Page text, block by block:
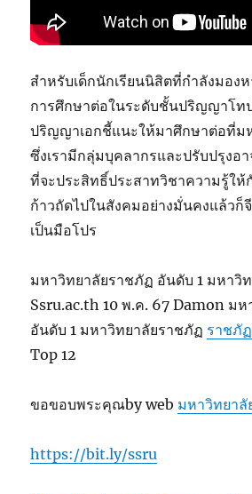
สำหรับเด็กนักเรียนนิสิตที่กำลังมอง
การศึกษาต่อในระดับชั้นปริญญาโท
ปริญญาเอกชี้แนะให้มาศึกษาต่อที่ม
ซึ่งเรามีกลุ่มบุคลากรและปรับปรุงอ
ที่จะประสิทธิ์ประสาทวิชาความรู้ใ
ก้าวถัดไปในสังคมอย่างมั่นคงแล้วก็
เป็นมือโปร
มหาวิทยาลัยราชภัฏ อันดับ 1 มหาวิ
Ssru.ac.th 10 พ.ค. 67 Damon ม
อันดับ 1 มหาวิทยาลัยราชภัฏ ราชภั
Top 12
ขอขอบพระคุณby web มหาวิทยาลั
https://bit.ly/ssru